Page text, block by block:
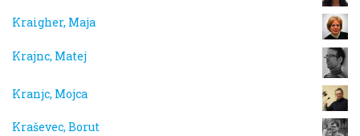
Kraigher, Maja
Krajnc, Matej
Kranjc, Mojca
Kraševec, Borut